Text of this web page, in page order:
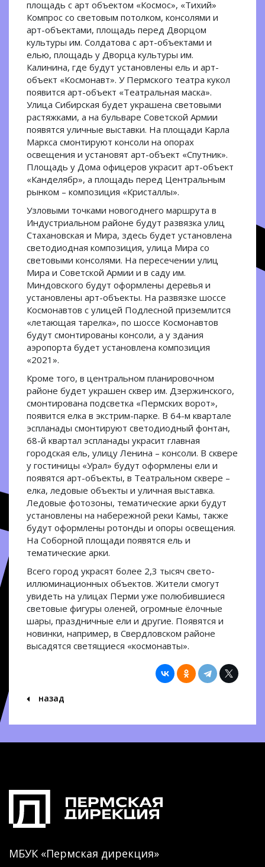
площадь с арт объектом «Космос», «Тихий»
Компрос со световым потолком, консолями и
арт-объектами, площадь перед Дворцом
культуры им. Солдатова с арт-объектами и
елью, площадь у Дворца культуры им.
Калинина, где будут установлены ель и арт-
объект «Космонавт». У Пермского театра кукол
появится арт-объект «Театральная маска».
Улица Сибирская будет украшена световыми
растяжками, а на бульваре Советской Армии
появятся уличные выставки. На площади Карла
Маркса смонтируют консоли на опорах
освещения и установят арт-объект «Спутник».
Площадь у Дома офицеров украсит арт-объект
«Канделябр», а площадь перед Центральным
рынком – композиция «Кристаллы».
Узловыми точками новогоднего маршрута в
Индустриальном районе будут развязка улиц
Стахановская и Мира, здесь будет установлена
светодиодная композиция, улица Мира со
световыми консолями. На пересечении улиц
Мира и Советской Армии и в саду им.
Миндовского будут оформлены деревья и
установлены арт-объекты. На развязке шоссе
Космонавтов с улицей Подлесной приземлится
«летающая тарелка», по шоссе Космонавтов
будут смонтированы консоли, а у здания
аэропорта будет установлена композиция
«2021».
Кроме того, в центральном планировочном
районе будет украшен сквер им. Дзержинского,
смонтирована подсветка «Пермских ворот»,
появится елка в экстрим-парке. В 64-м квартале
эспланады смонтируют светодиодный фонтан,
68-й квартал эспланады украсит главная
городская ель, улицу Ленина – консоли. В сквере
у гостиницы «Урал» будут оформлены ели и
появятся арт-объекты, в Театральном сквере –
елка, ледовые объекты и уличная выставка.
Ледовые фотозоны, тематические арки будут
установлены на набережной реки Камы, также
будут оформлены ротонды и опоры освещения.
На Соборной площади появятся ель и
тематические арки.
Всего город украсят более 2,3 тысяч свето-
иллюминационных объектов. Жители смогут
увидеть на улицах Перми уже полюбившиеся
световые фигуры оленей, огромные ёлочные
шары, праздничные ели и другие. Появятся и
новинки, например, в Свердловском районе
высадятся светящиеся «космонавты».
назад
МБУК «Пермская дирекция»